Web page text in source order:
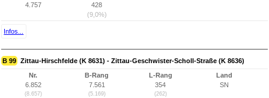
4.757
428
(9,0%)
Infos...
B 99 Zittau-Hirschfelde (K 8631) - Zittau-Geschwister-Scholl-Straße (K 8636)
Nr.
6.852
(8.657)
B-Rang
7.561
(5.169)
L-Rang
354
(262)
Land
SN